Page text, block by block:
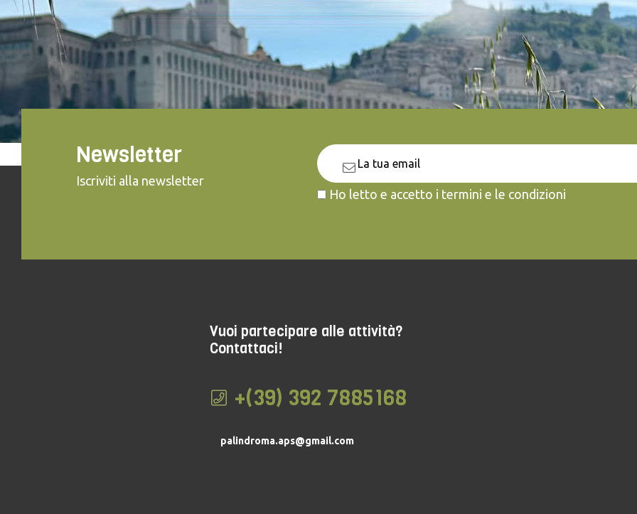
Newsletter
Iscriviti alla newsletter
Ho letto e accetto i termini e le condizioni
Vuoi partecipare alle attività?
Contattaci!
+(39) 392 7885168
palindroma.aps@gmail.com